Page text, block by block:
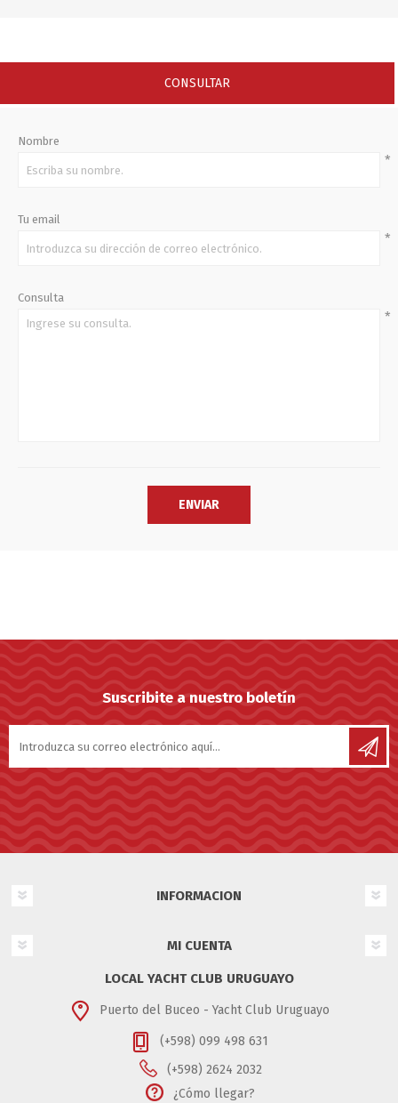
CONSULTAR
Nombre
*
Tu email
*
Consulta
*
Suscribite a nuestro boletín
INFORMACION
MI CUENTA
LOCAL YACHT CLUB URUGUAYO
Puerto del Buceo - Yacht Club Uruguayo
(+598) 099 498 631
(+598) 2624 2032
¿Cómo llegar?